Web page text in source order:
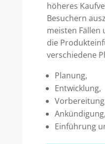
höheres
Besuchern
meisten Fällen
die
verschiedene
Planung,
Entwicklung,
Ankündigung,
Einführung